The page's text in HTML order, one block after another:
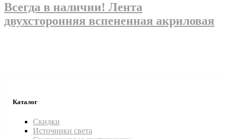
Всегда в наличии! Лента
двухсторонняя вспененная акриловая
Каталог
Скидки
Источники света